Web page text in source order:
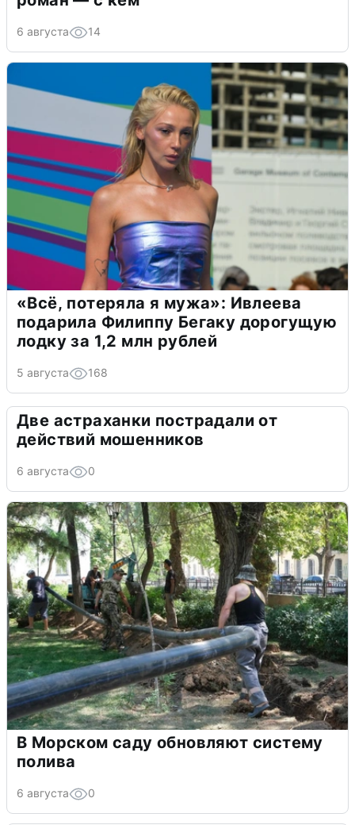
6 августа 14
«Всё, потеряла я мужа»: Ивлеева
подарила Филиппу Бегаку дорогущую
лодку за 1,2 млн рублей
5 августа 168
Две астраханки пострадали от
действий мошенников
6 августа 0
В Морском саду обновляют систему
полива
6 августа 0